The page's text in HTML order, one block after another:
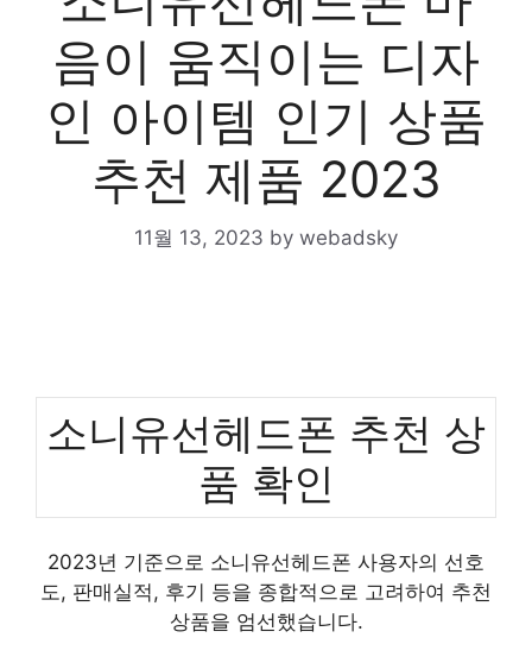
음이 움직이는 디자
인 아이템 인기 상품
추천 제품 2023
11월 13, 2023 by webadsky
소니유선헤드폰 추천 상
품 확인
2023년 기준으로 소니유선헤드폰 사용자의 선호
도, 판매실적, 후기 등을 종합적으로 고려하여 추천
상품을 엄선했습니다.